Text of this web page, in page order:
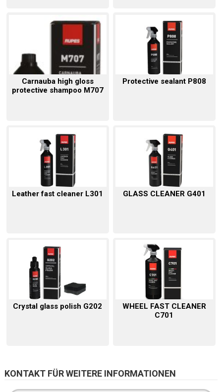
Carnauba high gloss
protective shampoo M707
Protective sealant P808
Leather fast cleaner L301 GLASS CLEANER G401
Crystal glass polish G202
WHEEL FAST CLEANER
C701
KONTAKT FÜR WEITERE INFORMATIONEN